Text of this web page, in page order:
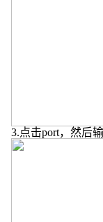
3.点击port，然后